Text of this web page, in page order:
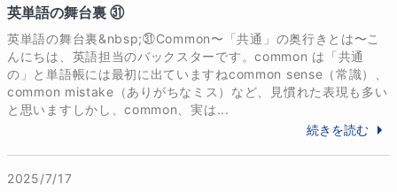
きやすい(小学女子)
＊じっくりレベルアップのために受講したいと強く思
いました(高校女子)
＊励ましてくれるのでやる気が出ます(小学男子)
＊思い切って連絡してよかった(高校男子)
英単語の舞台裏 ㉛
英単語の舞台裏&nbsp;㉛Common〜「共通」の奥行きとは〜こ
んにちは、英語担当のバックスターです。common は「共通
の」と単語帳には最初に出ていますねcommon sense（常識）、
common mistake（ありがちなミス）など、見慣れた表現も多い
と思いますしかし、common、実は...
続きを読む
2025/7/17